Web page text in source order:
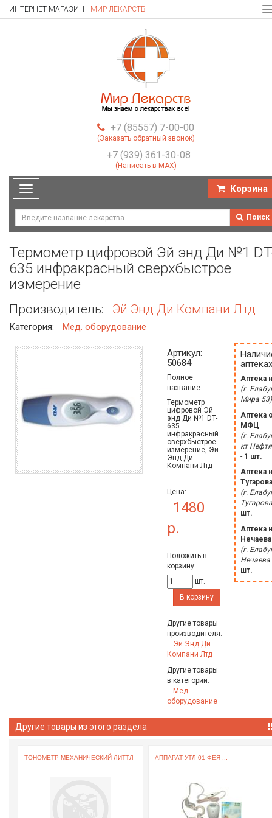
ИНТЕРНЕТ МАГАЗИН МИР ЛЕКАРСТВ
+7 (85557) 7-00-00
(Заказать обратный звонок)
+7 (939) 361-30-08
(Написать в MAX)
Toggle
navigation
Корзина
Поиск
Термометр цифровой Эй энд Ди №1
635 инфракрасный сверхбыстрое
измерение
Производитель: Эй Энд Ди Компани Лтд
Категория: Мед. оборудование
Артикул:
50684
Полное
название:
Термометр
цифровой Эй
энд Ди №1 DT-
635
инфракрасный
сверхбыстрое
измерение, Эй
Энд Ди
Компани Лтд
Цена:
1480
р.
Положить в
корзину:
шт.
В корзину
Другие товары
производителя:
Эй Энд Ди
Компани Лтд
Другие товары
в категории:
Мед.
оборудование
Аптека
(г.
Мира 53)
Аптека
МФЦ
(г.
кт
- 1 шт.
Аптека
Тугарова
(г.
шт.
Аптека
Нечаева
(г.
Нечаева
шт.
Другие товары из этого раздела
ТОНОМЕТР МЕХАНИЧЕСКИЙ ЛИТТЛ
АППАРАТ УТЛ-01 ФЕЯ ...